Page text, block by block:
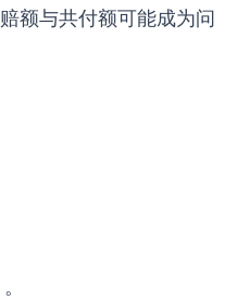
额与共付额可能成为问